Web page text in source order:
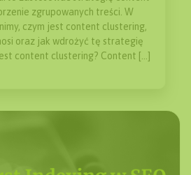
zgrupowanych treści. W
czym jest content clustering,
oraz jak wdrożyć tę strategię
content clustering? Content […]